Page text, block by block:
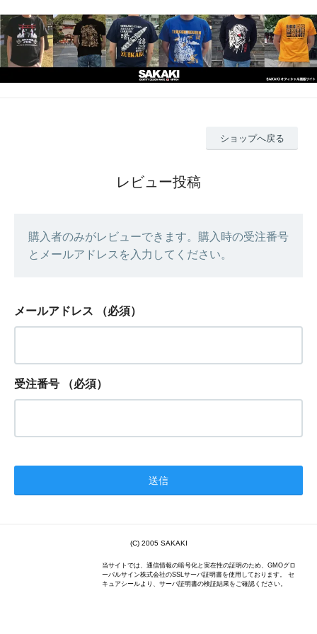
ショップへ戻る
レビュー投稿
購入者のみがレビューできます。購入時の受注番号
とメールアドレスを入力してください。
メールアドレス （必須）
受注番号 （必須）
(C) 2005 SAKAKI
当サイトでは、通信情報の暗号化と実在性の証明のため、GMOグロ
ーバルサイン株式会社のSSLサーバ証明書を使用しております。 セ
キュアシールより、サーバ証明書の検証結果をご確認ください。